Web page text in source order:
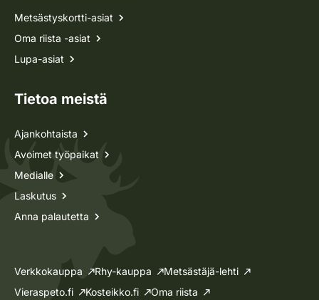
Metsästyskortti-asiat
Oma riista -asiat
Lupa-asiat
Tietoa meistä
Ajankohtaista
Avoimet työpaikat
Medialle
Laskutus
Anna palautetta
Verkkokauppa Rhy-kauppa
Metsästäjä-lehti
Vieraspeto.fi
Kosteikko.fi Oma riista